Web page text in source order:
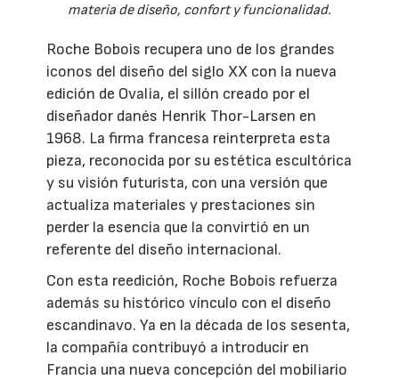
materia de diseño, confort y funcionalidad.
Roche Bobois recupera uno de los grandes
iconos del diseño del siglo XX con la nueva
edición de Ovalia, el sillón creado por el
diseñador danés Henrik Thor-Larsen en
1968. La firma francesa reinterpreta esta
pieza, reconocida por su estética escultórica
y su visión futurista, con una versión que
actualiza materiales y prestaciones sin
perder la esencia que la convirtió en un
referente del diseño internacional.
Con esta reedición, Roche Bobois refuerza
además su histórico vínculo con el diseño
escandinavo. Ya en la década de los sesenta,
la compañía contribuyó a introducir en
Francia una nueva concepción del mobiliario